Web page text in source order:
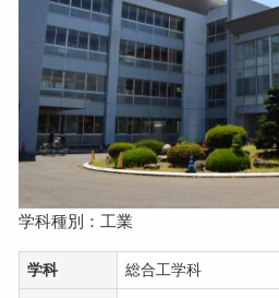
学科種別：工業
学科 総合工学科